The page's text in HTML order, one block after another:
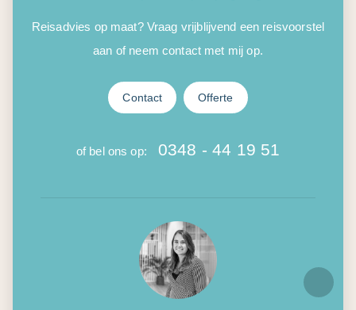
Reisadvies op maat? Vraag vrijblijvend een reisvoorstel
aan of neem contact met mij op.
Contact Offerte
of bel ons op: 0348 - 44 19 51